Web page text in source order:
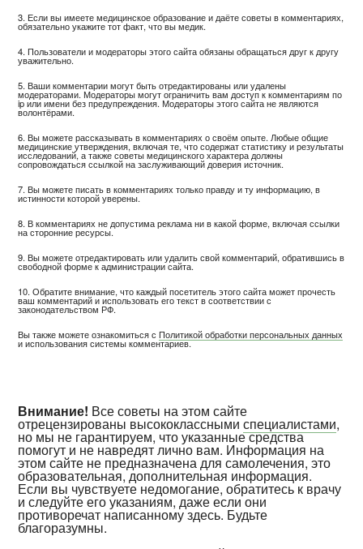
3. Если вы имеете медицинское образование и даёте советы в комментариях,
обязательно укажите тот факт, что вы медик.
4. Пользователи и модераторы этого сайта обязаны обращаться друг к другу
уважительно.
5. Ваши комментарии могут быть отредактированы или удалены
модераторами. Модераторы могут ограничить вам доступ к комментариям по
ip или имени без предупреждения. Модераторы этого сайта не являются
волонтёрами.
6. Вы можете рассказывать в комментариях о своём опыте. Любые общие
медицинские утверждения, включая те, что содержат статистику и результаты
исследований, а также советы медицинского характера должны
сопровождаться ссылкой на заслуживающий доверия источник.
7. Вы можете писать в комментариях только правду и ту информацию, в
истинности которой уверены.
8. В комментариях не допустима реклама ни в какой форме, включая ссылки
на сторонние ресурсы.
9. Вы можете отредактировать или удалить свой комментарий, обратившись в
свободной форме к администрации сайта.
10. Обратите внимание, что каждый посетитель этого сайта может прочесть
ваш комментарий и использовать его текст в соответствии с
законодательством РФ.
Вы также можете ознакомиться сПолитикой обработки персональных данных
и использования системы комментариев.
Внимание! Все советы на этом сайте
отрецензированы высококласснымиспециалистами,
но мы не гарантируем, что указанные средства
помогут и не навредят лично вам. Информация на
этом сайте не предназначена для самолечения, это
образовательная, дополнительная информация.
Если вы чувствуете недомогание, обратитесь к врачу
и следуйте его указаниям, даже если они
противоречат написанному здесь. Будьте
благоразумны.